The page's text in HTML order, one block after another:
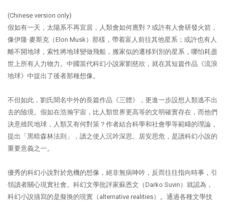
(Chinese version only)
假如有一天，太陽系不再宜居，人類會如何應對？或許有人會研發火箭，
像伊隆·麥斯克（Elon Musk）那樣，帶着富人前往其他星系；或許也有人
離不開地球，索性將地球變做飛船，搬家似的遷移到別的星系，哪怕耗盡
世上所有人力物力。中國當代科幻小說家劉慈欣，就在其短篇作品《流浪
地球》中提出了後者那種想像。
不但如此，劉氏聞名中外的長篇作品《三體》，更進一步設想人類逃不出
去的險境。假如在浩瀚宇宙，比人類世界更高等的文明確實存在，而他們
決意殖民地球，人類又有何對策？作者結合科學和社會學等範疇的理論，
提出「黑暗森林法則」，讀之使人沉吟深思。居安思危，是讀科幻小說的
重要意義之一。
優秀的科幻小說對於危機的想像，絕非無病呻吟，反而往往指向時事，引
領讀者關心現實社會。科幻文學批評家蘇恩文（Darko Suvin ）就認為，
科幻小說描寫的是擬換的現實（ alternative realities）。通過各種文學技